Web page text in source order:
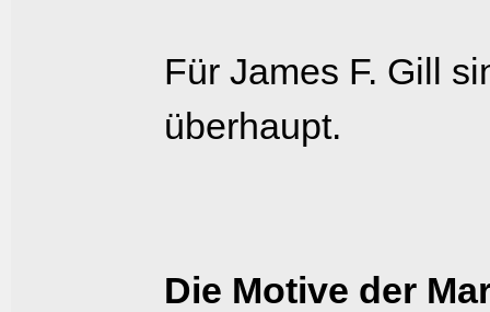
Für James F. Gill
überhaupt.
Die Motive der